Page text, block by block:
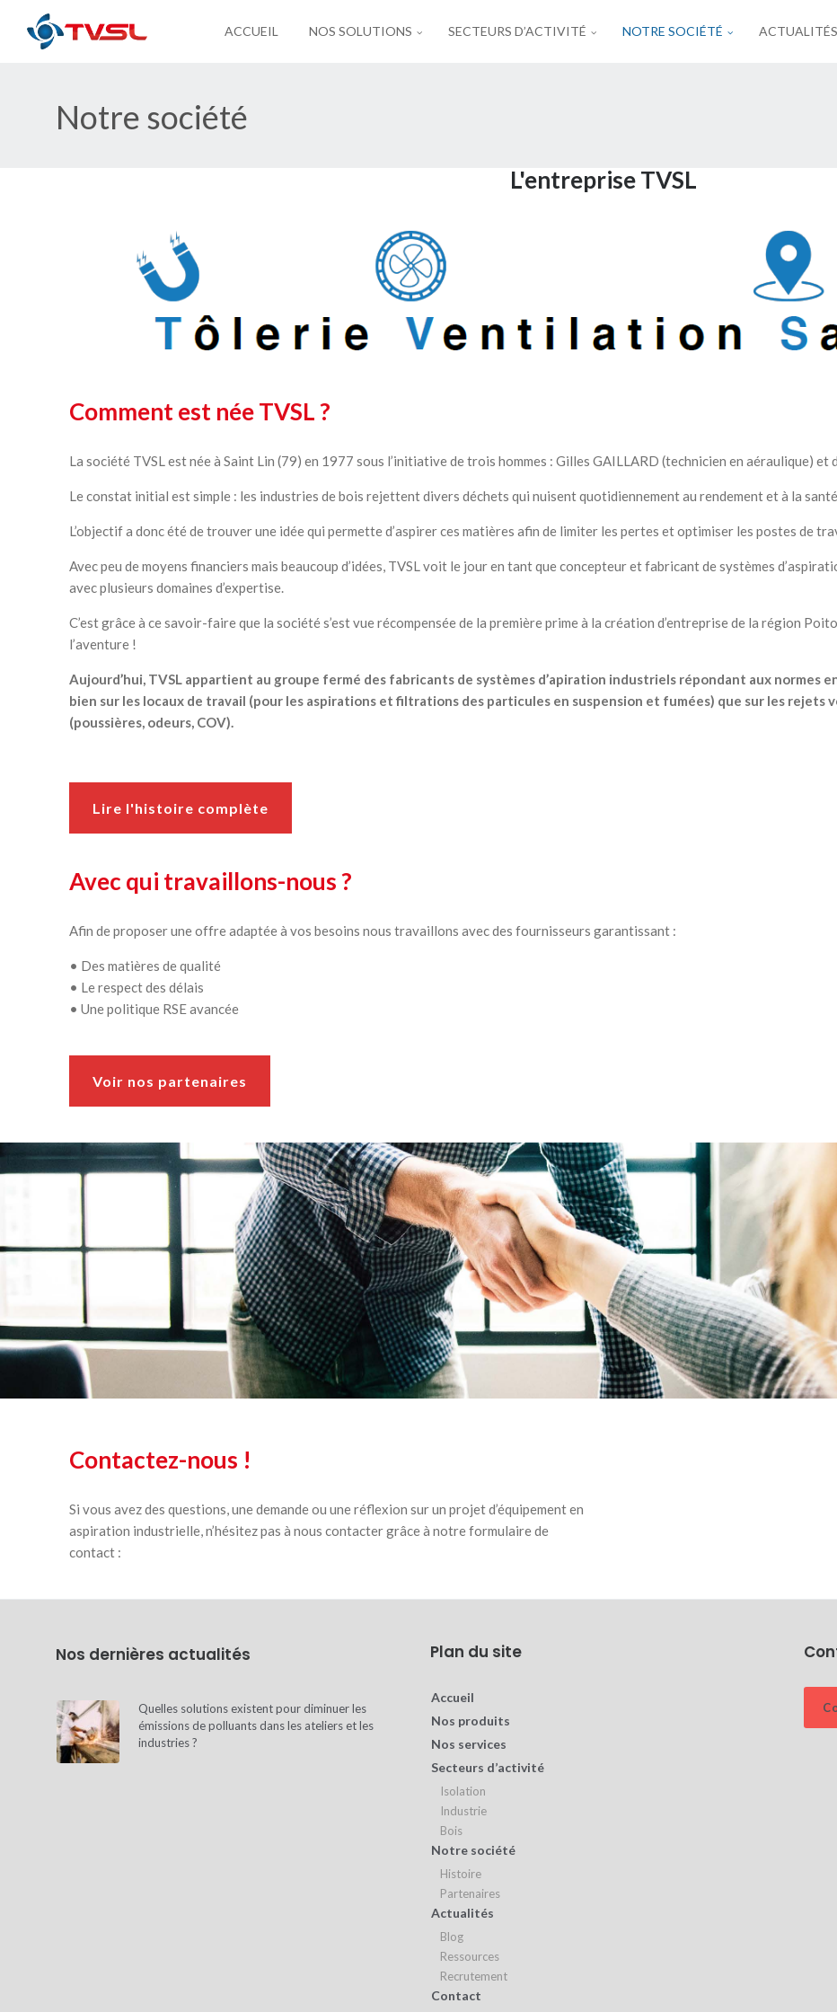
ACCUEIL NOS SOLUTIONS SECTEURS D’ACTIVITÉ NOTRE SOCIÉTÉ ACTUALITÉS
Notre société
L'entreprise TVSL
Comment est née TVSL ?
La société TVSL est née à Saint Lin (79) en 1977 sous l’initiative de trois hommes : Gilles GAILLARD (technicien en aéraulique)
Le constat initial est simple : les industries de bois rejettent divers déchets qui nuisent quotidiennement au rendement et à la
L’objectif a donc été de trouver une idée qui permette d’aspirer ces matières afin de limiter les pertes et optimiser les postes de
Avec peu de moyens financiers mais beaucoup d’idées, TVSL voit le jour en tant que concepteur et fabricant de systèmes
avec plusieurs domaines d’expertise.
C’est grâce à ce savoir-faire que la société s’est vue récompensée de la première prime à la création d’entreprise de la région
l’aventure !
Aujourd’hui, TVSL appartient au groupe fermé des fabricants de systèmes d’apiration industriels répondant aux normes en
bien sur les locaux de travail (pour les aspirations et filtrations des particules en suspension et fumées) que sur les rejets
(poussières, odeurs, COV).
Lire l'histoire complète
Avec qui travaillons-nous ?
Afin de proposer une offre adaptée à vos besoins nous travaillons avec des fournisseurs garantissant :
• Des matières de qualité
• Le respect des délais
• Une politique RSE avancée
Voir nos partenaires
Contactez-nous !
Si vous avez des questions, une demande ou une réflexion sur un projet d’équipement en
aspiration industrielle, n’hésitez pas à nous contacter grâce à notre formulaire de
contact :
Nos dernières actualités
Quelles solutions existent pour diminuer les
émissions de polluants dans les ateliers et les
industries ?
Plan du site
Accueil
Nos produits
Nos services
Secteurs d’activité
Isolation
Industrie
Bois
Notre société
Histoire
Partenaires
Actualités
Blog
Ressources
Recrutement
Contact